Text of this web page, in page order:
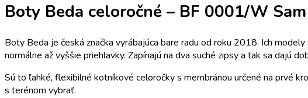
Boty Beda celoročné – BF 0001/W
Boty Beda je česká značka vyrábajúca bare radu od roku 2018. Ich
normálne až vyššie priehlavky. Zapínajú na dva suché zipsy a tak sa dajú
Sú to ľahké, flexibilné kotníkové celoročky s membránou určené na prvé
s terénom vybrať.